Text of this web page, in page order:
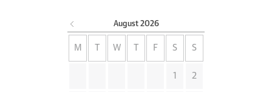
August 2026
M W F S S
1 2